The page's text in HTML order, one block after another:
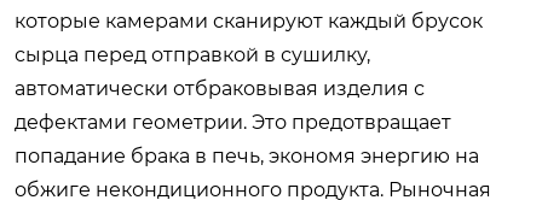
которые камерами сканируют каждый брусок
сырца перед отправкой в сушилку,
автоматически отбраковывая изделия с
дефектами геометрии. Это предотвращает
попадание брака в печь, экономя энергию на
обжиге некондиционного продукта. Рыночная